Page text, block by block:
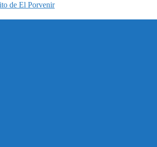
de El Porvenir